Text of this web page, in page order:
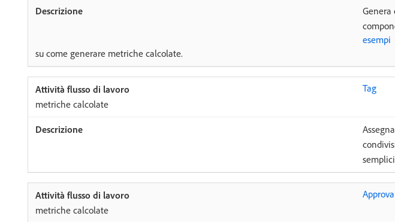
Genera
esempi
su come generare metriche calcolate.
Tag
metriche calcolate
Approva
metriche calcolate